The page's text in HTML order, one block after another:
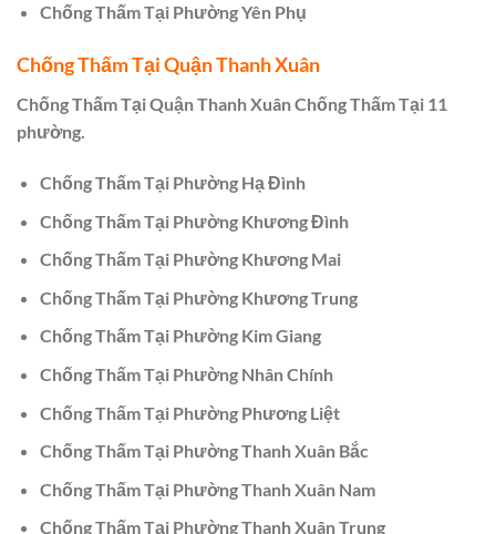
Chống Thấm Tại Phường Yên Phụ
Chống Thấm Tại Quận Thanh Xuân
Chống Thấm Tại Quận Thanh Xuân Chống Thấm Tại 11
phường.
Chống Thấm Tại Phường Hạ Đình
Chống Thấm Tại Phường Khương Đình
Chống Thấm Tại Phường Khương Mai
Chống Thấm Tại Phường Khương Trung
Chống Thấm Tại Phường Kim Giang
Chống Thấm Tại Phường Nhân Chính
Chống Thấm Tại Phường Phương Liệt
Chống Thấm Tại Phường Thanh Xuân Bắc
Chống Thấm Tại Phường Thanh Xuân Nam
Chống Thấm Tại Phường Thanh Xuân Trung